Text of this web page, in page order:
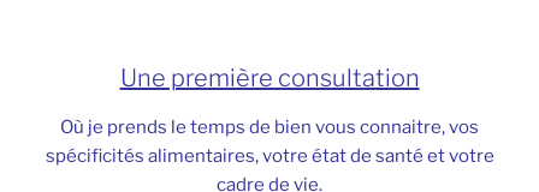
Une première consultation
Où je prends le temps de bien vous connaitre, vos
spécificités alimentaires, votre état de santé et votre
cadre de vie.